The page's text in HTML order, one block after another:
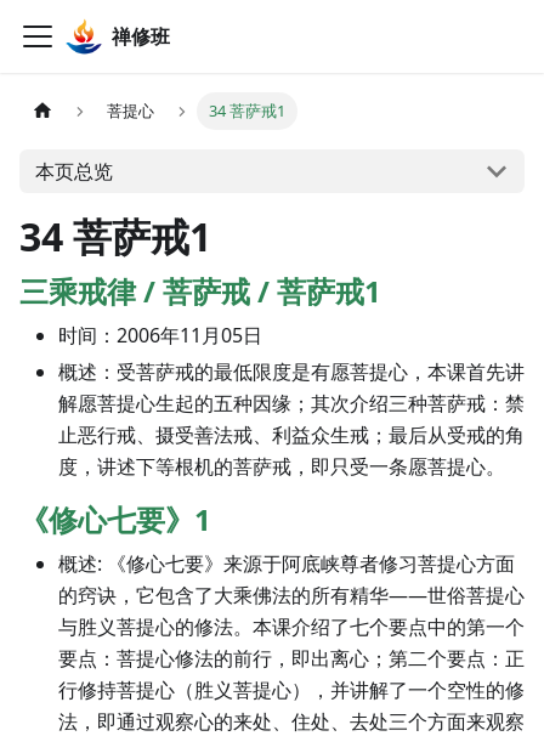
禅修班
菩提心 34 菩萨戒1
本页总览
34 菩萨戒1
三乘戒律 / 菩萨戒 / 菩萨戒1
时间：2006年11月05日
概述：受菩萨戒的最低限度是有愿菩提心，本课首先讲
解愿菩提心生起的五种因缘；其次介绍三种菩萨戒：禁
止恶行戒、摄受善法戒、利益众生戒；最后从受戒的角
度，讲述下等根机的菩萨戒，即只受一条愿菩提心。
《修心七要》1
概述: 《修心七要》来源于阿底峡尊者修习菩提心方面
的窍诀，它包含了大乘佛法的所有精华——世俗菩提心
与胜义菩提心的修法。本课介绍了七个要点中的第一个
要点：菩提心修法的前行，即出离心；第二个要点：正
行修持菩提心（胜义菩提心），并讲解了一个空性的修
法，即通过观察心的来处、住处、去处三个方面来观察